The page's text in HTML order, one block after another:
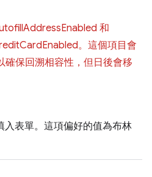
和
。這個項目會
確保回溯相容性，但日後會移
表單。這項偏好的值為布林